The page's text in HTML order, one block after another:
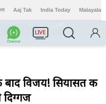
Aaj Tak India Today Malayalam
LIVE
विजय! सियासत की
दिग्गज